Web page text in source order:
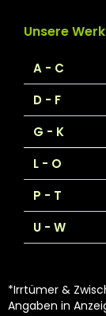
Unsere
A - C
D - F
G - K
L - O
P - T
U - W
*Irrtümer &
Angaben in